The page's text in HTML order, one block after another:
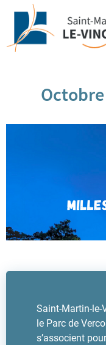
Aller au contenu
Aller à la recherche
Saint-Martin-le-
le Parc de
s’associent